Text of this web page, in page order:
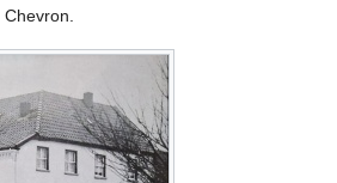
Chevron.